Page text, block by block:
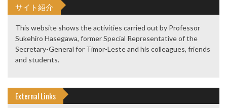
サイト紹介
This website shows the activities carried out by Professor
Sukehiro Hasegawa, former Special Representative of the
Secretary-General for Timor-Leste and his colleagues, friends
and students.
External Links